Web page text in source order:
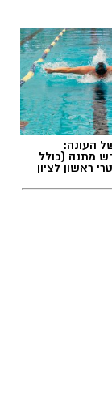
העונה:
מתנה (כולל
ראשון לציון